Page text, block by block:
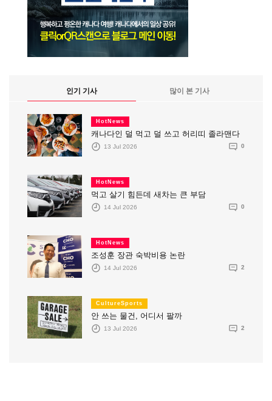
인기 기사 많이 본 기사
HotNews
캐나다인 덜 먹고 덜 쓰고 허리띠 졸라맨다
13 Jul 2026 0
HotNews
먹고 살기 힘든데 새차는 큰 부담
14 Jul 2026 0
HotNews
조성훈 장관 숙박비용 논란
14 Jul 2026 2
CultureSports
안 쓰는 물건, 어디서 팔까
13 Jul 2026 2